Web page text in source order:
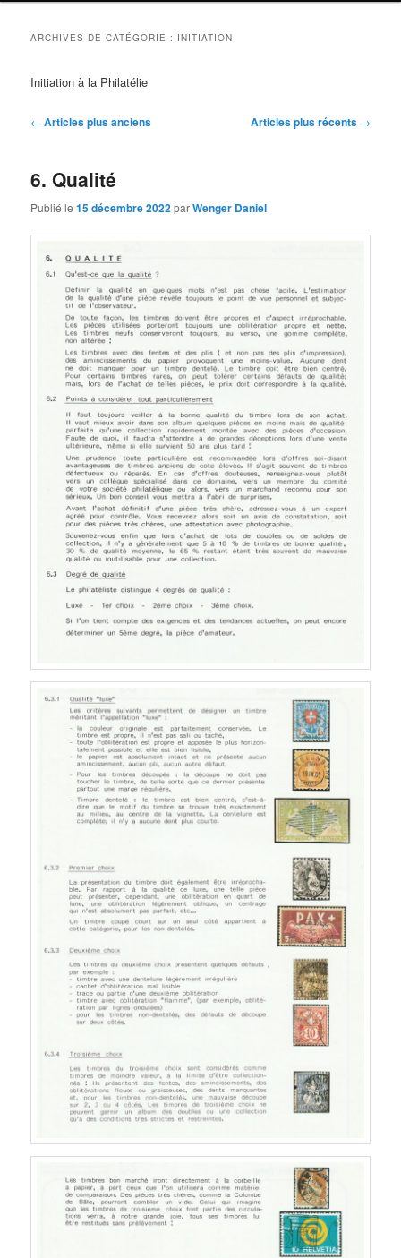
ARCHIVES DE CATÉGORIE : INITIATION
Initiation à la Philatélie
Navigation
← Articles plus anciens Articles plus récents →
6. Qualité
Publié le15 décembre 2022parWenger Daniel